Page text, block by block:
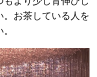
お茶している人を